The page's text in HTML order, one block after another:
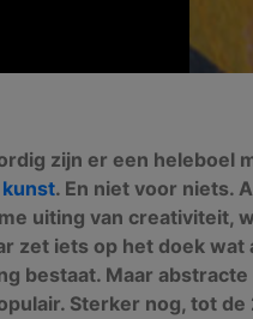
zijn er een heleboel
. En niet voor niets.
uiting van creativiteit,
zet iets op het doek wat
bestaat. Maar
Sterker nog, tot